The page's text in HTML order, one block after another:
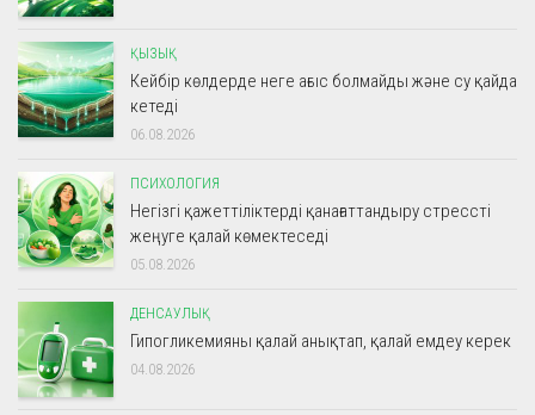
ҚЫЗЫҚ
Кейбір көлдерде неге ағыс болмайды және су қайда
кетеді
06.08.2026
ПСИХОЛОГИЯ
Негізгі қажеттіліктерді қанағаттандыру стрессті
жеңуге қалай көмектеседі
05.08.2026
ДЕНСАУЛЫҚ
Гипогликемияны қалай анықтап, қалай емдеу керек
04.08.2026